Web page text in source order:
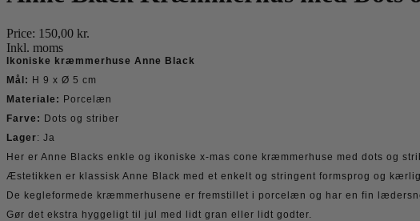
Price: 150,00 kr.
Inkl. moms
Ikoniske kræmmerhuse Anne Black
Mål: H 9 x Ø 5 cm
Materiale: Porcelæn
Farve: Dots og striber
Lager: Ja
Her er Anne Blacks enkle og ikoniske x-mas cone kræmmerhuse med dots og
Æstetikken er klassisk Anne Black med et enkelt og stringent formsprog og
De kegleformede kræmmerhusene er fremstillet i porcelæn og har en fin
Gør det ekstra hyggeligt til jul med lidt gran eller lidt godter.